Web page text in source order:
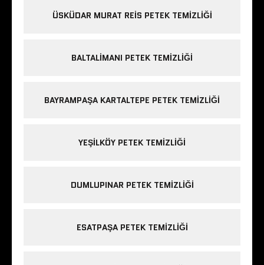
ÜSKÜDAR MURAT REIS PETEK TEMIZLIĞI
BALTALIMANI PETEK TEMIZLIĞI
BAYRAMPAŞA KARTALTEPE PETEK TEMIZLIĞI
YEŞILKÖY PETEK TEMIZLIĞI
DUMLUPINAR PETEK TEMIZLIĞI
ESATPAŞA PETEK TEMIZLIĞI